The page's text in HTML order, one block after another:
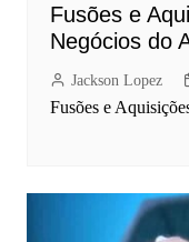
Fusões e
Negócios do
Jackson Lopez
Fusões e